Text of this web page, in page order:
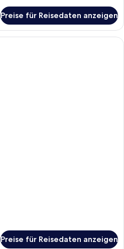
Preise für Reisedaten anzeigen
Preise für Reisedaten anzeigen